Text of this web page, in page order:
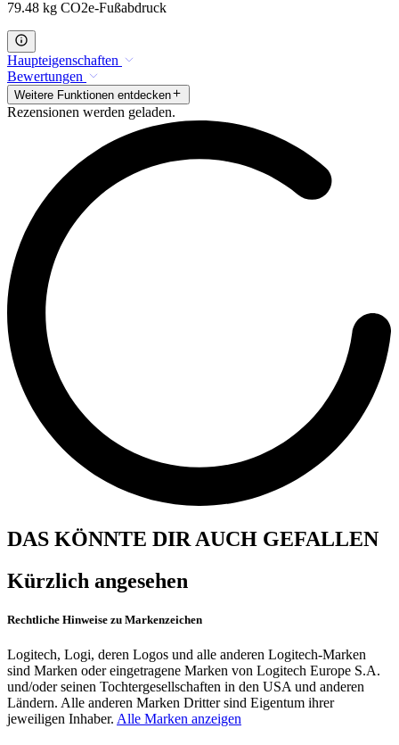
79.48 kg CO2e-Fußabdruck
Haupteigenschaften
Bewertungen
Weitere Funktionen entdecken
Rezensionen werden geladen.
DAS KÖNNTE DIR AUCH GEFALLEN
Kürzlich angesehen
Rechtliche Hinweise zu Markenzeichen
Logitech, Logi, deren Logos und alle anderen Logitech-Marken
sind Marken oder eingetragene Marken von Logitech Europe S.A.
und/oder seinen Tochtergesellschaften in den USA und anderen
Ländern. Alle anderen Marken Dritter sind Eigentum ihrer
jeweiligen Inhaber. Alle Marken anzeigen